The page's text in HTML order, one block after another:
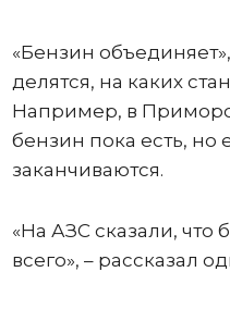
«Бензин
делятся, на каких
Например, в
бензин пока есть, но
заканчиваются.
«На АЗС сказали, что
всего», – рассказал